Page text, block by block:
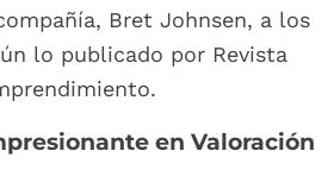
Bret Johnsen, a los
lo publicado por Revista
en Valoración